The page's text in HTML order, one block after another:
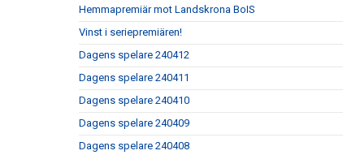
Hemmapremiär mot Landskrona BoIS
Vinst i seriepremiären!
Dagens spelare 240412
Dagens spelare 240411
Dagens spelare 240410
Dagens spelare 240409
Dagens spelare 240408